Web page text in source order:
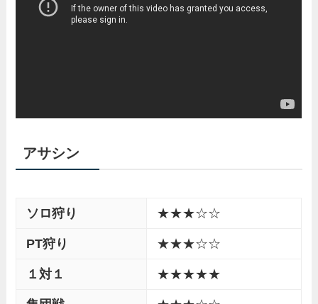
アサシン
ソロ狩り ★★★☆☆
PT狩り ★★★☆☆
１対１ ★★★★★